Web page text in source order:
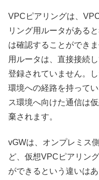
VPCピアリングは、
リング用ルータがある
は確認することができ
用ルータは、直接接続
登録されていません。
環境への経路を持って
ス環境へ向けた通信は
棄されます。
vGWは、オンプレミス
ど、仮想VPCピアリン
ができるという違いは